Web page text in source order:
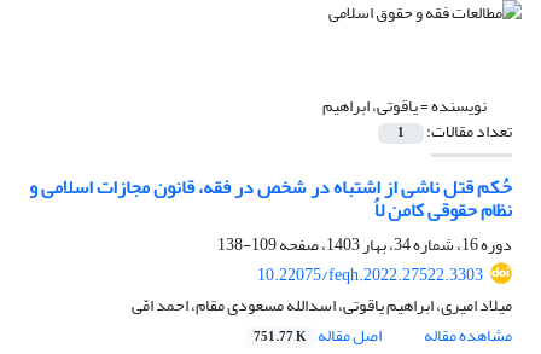
نویسنده =یاقوتی، ابراهیم
تعداد مقالات: 1
حُکم قتل ناشی از اشتباه در شخص در فقه، قانون مجازات اسلامی و
نظام حقوقی کامن لاُ
دوره 16، شماره 34، بهار 1403، صفحه
109-138
10.22075/feqh.2022.27522.3303
میلاد امیری، ابراهیم یاقوتی، اسدالله مسعودی مقام، احمد امّی
مشاهده مقاله
اصل مقاله 751.77 K